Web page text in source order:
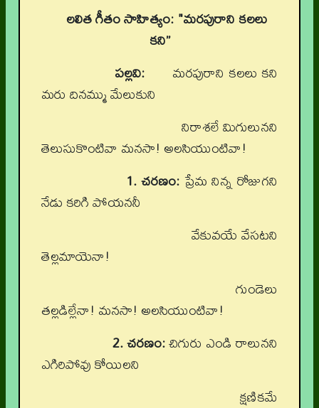
లలిత గీతం సాహిత్యం:"మరపురాని కలలు
కని”
పల్లవి:
మరపురాని కలలు కని
మరు దినమ్ము మేలుకుని
నిరాశలే మిగులునని
తెలుసుకొంటివా మనసా! అలసియుంటివా!
1. చరణం: ప్రేమ నిన్న రోజుగని
నేడు కరిగి పోయననీ
వేకువయే వేసటని
తెల్లమాయెనా!
గుండెలు
తల్లడిల్లేనా! మనసా! అలసియుంటివా!
2. చరణం:చిగురు ఎండి రాలునని
ఎగిరిపోవు కోయిలని
క్షణికమే